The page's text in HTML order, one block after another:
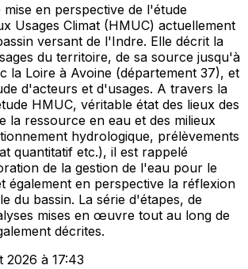
en perspective de l'étude
Usages Climat (HMUC) actuellement
versant de l'Indre. Elle décrit la
du territoire, de sa source jusqu'à
la Loire à Avoine (département 37), et
d'acteurs et d'usages. A travers la
HMUC, véritable état des lieux des
la ressource en eau et des milieux
hydrologique, prélèvements
quantitatif etc.), il est rappelé
de la gestion de l'eau pour le
également en perspective la réflexion
du bassin. La série d'étapes, de
mises en œuvre tout au long de
décrites.
2026 à 17:43